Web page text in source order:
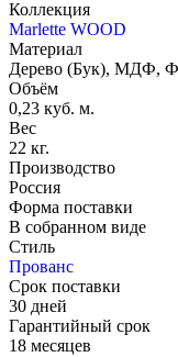
Коллекция
Marlette WOOD
Материал
Дерево (Бук), МДФ,
Объём
0,23 куб. м.
Вес
22 кг.
Производство
Россия
Форма поставки
В собранном виде
Стиль
Прованс
Срок поставки
30 дней
Гарантийный срок
18 месяцев